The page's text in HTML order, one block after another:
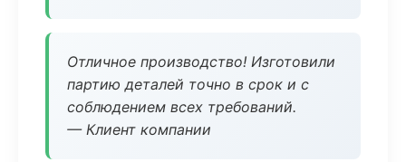
Отличное производство! Изготовили
партию деталей точно в срок и с
соблюдением всех требований.
— Клиент компании